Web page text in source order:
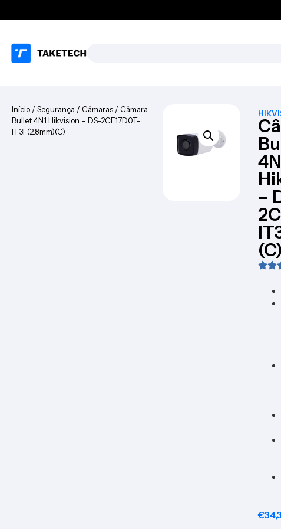
Início / Segurança / Câmaras / Câmara
Bullet 4N1 Hikvision – DS-2CE17D0T-
IT3F(2.8mm)(C)
–
(C)
€